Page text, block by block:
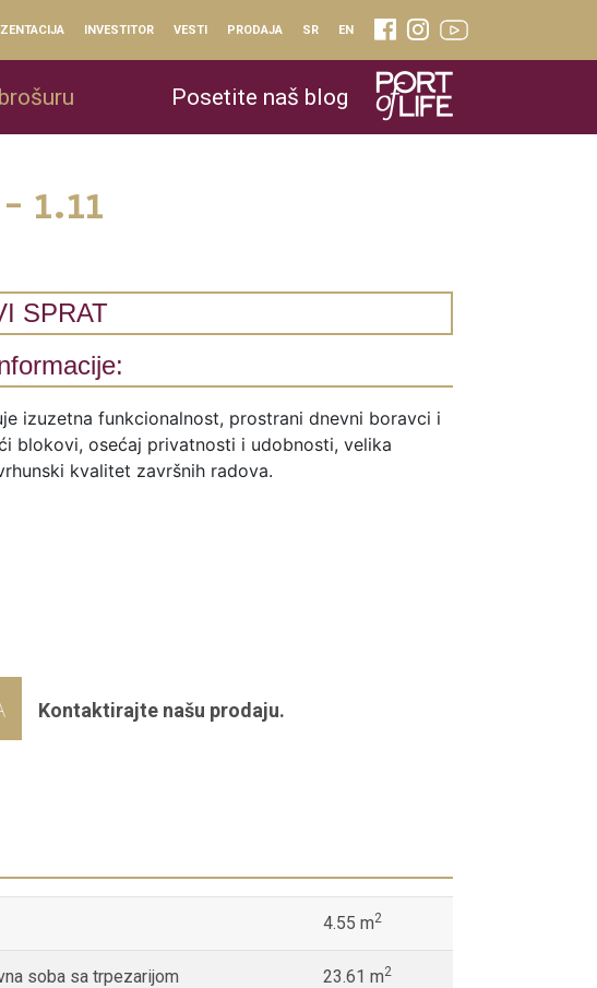
INVESTITOR VESTI PRODAJA SR EN
Posetite naš blog
1.11
SPRAT
izuzetna funkcionalnost, prostrani dnevni boravci i
blokovi, osećaj privatnosti i udobnosti, velika
kvalitet završnih radova.
Kontaktirajte našu prodaju.
4.55 m2
soba sa trpezarijom 23.61 m2